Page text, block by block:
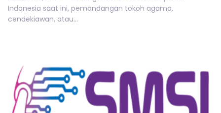
Indonesia saat ini, pemandangan tokoh agama,
cendekiawan, atau...